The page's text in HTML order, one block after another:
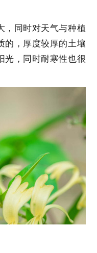
，同时对天气与种植
的，厚度较厚的土壤
光，同时耐寒性也很